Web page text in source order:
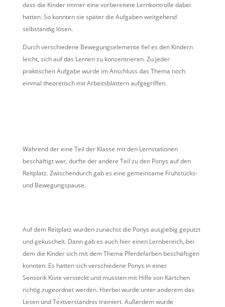
dass die Kinder immer eine vorbereitete Lernkontrolle dabei
hatten. So konnten sie später die Aufgaben weitgehend
selbständig lösen.
Durch verschiedene Bewegungselemente fiel es den Kindern
leicht, sich auf das Lernen zu konzentrieren. Zu jeder
praktischen Aufgabe wurde im Anschluss das Thema noch
einmal theoretisch mit Arbeitsblättern aufgegriffen.
Während der eine Teil der Klasse mit den Lernstationen
beschäftigt war, durfte der andere Teil zu den Ponys auf den
Reitplatz. Zwischendurch gab es eine gemeinsame Frühstücks-
und Bewegungspause.
Auf dem Reitplatz wurden zunächst die Ponys ausgiebig geputzt
und gekuschelt. Dann gab es auch hier einen Lernbereich, bei
dem die Kinder sich mit dem Thema Pferdefarben beschäftigen
konnten. Es hatten sich verschiedene Ponys in einer
Sensorik Kiste versteckt und mussten mit Hilfe von Kärtchen
richtig zugeordnet werden. Hierbei wurde unter anderem das
Lesen und Textverständnis trainiert. Außerdem wurde